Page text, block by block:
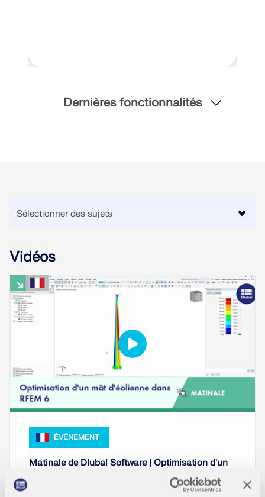
zones pour la détermination rapide des charges de
Versions précédentes
Dernières fonctionnalités
Vidéos
ÉVÉNEMENT
Matinale de Dlubal Software | Optimisation d'un